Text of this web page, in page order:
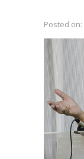
Posted on: